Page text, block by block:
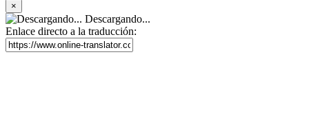
×
Descargando...
Enlace directo a la traducción: